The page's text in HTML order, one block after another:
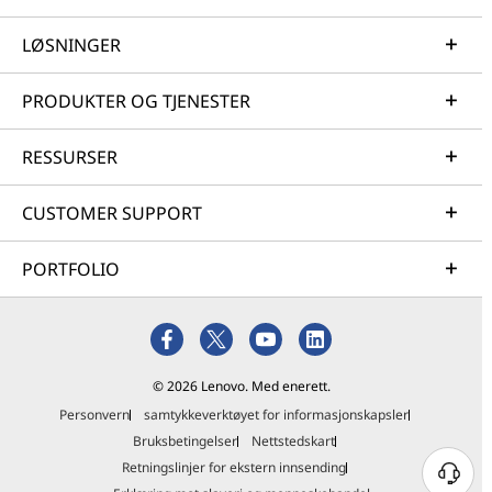
LØSNINGER
PRODUKTER OG TJENESTER
RESSURSER
CUSTOMER SUPPORT
PORTFOLIO
© 2026 Lenovo. Med enerett.
Personvern
samtykkeverktøyet for informasjonskapsler
Bruksbetingelser
Nettstedskart
Retningslinjer for ekstern innsending